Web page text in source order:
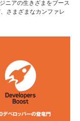
ニアの生きざまをブース
さまざまなカンファレ